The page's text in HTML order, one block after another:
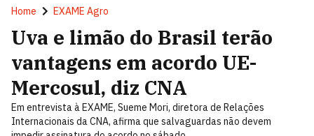
Home EXAME Agro
Uva e limão do Brasil terão
vantagens em acordo UE-
Mercosul, diz CNA
Em entrevista à EXAME, Sueme Mori, diretora de Relações
Internacionais da CNA, afirma que salvaguardas não devem